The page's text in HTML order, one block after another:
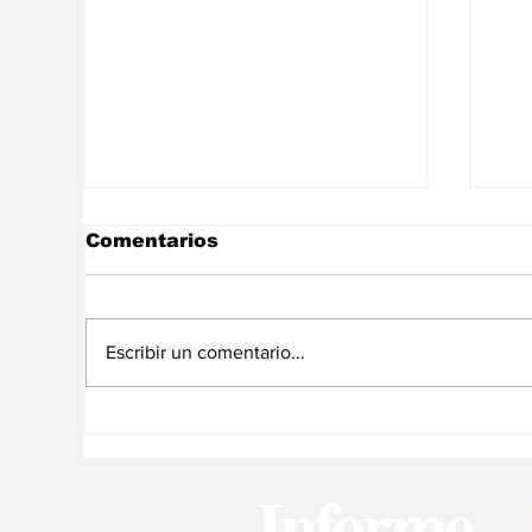
Comentarios
Escribir un comentario...